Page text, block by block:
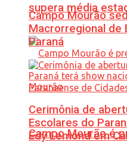
supera média
Campo Mourão é
Campo Mourão
Macrorregional de
Paraná
Cerimônia de
Escolares do
Edy Lemond em